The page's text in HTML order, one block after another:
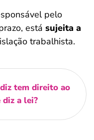
pelo
está sujeita a
trabalhista.
tem direito ao
diz a lei?